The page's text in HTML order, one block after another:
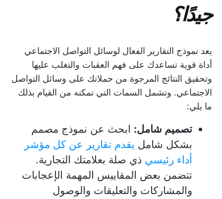
جيدًا؟
يعد نموذج التقارير الفعال لوسائل التواصل الاجتماعي
أداة قوية تساعدك على فهم العقبات والتغلب عليها
وتحقيق النتائج المرجوة من حملاتك على وسائل التواصل
الاجتماعي. وتشمل السمات التي تمكنه من القيام بذلك
ما يلي:
تصميم شامل: ابحث عن نموذج مصمم
بشكل شامل يقدم تقارير عن كل مؤشر
أداء رئيسي ذي صلة بعلامتك التجارية.
تتضمن بعض المقاييس المهمة الإعجابات
والمشاركات والتعليقات والوصول